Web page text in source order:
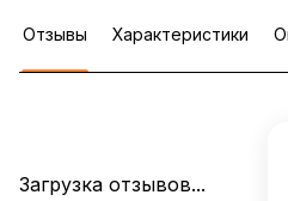
Отзывы Характеристики
Загрузка отзывов...